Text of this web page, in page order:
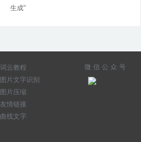
生成"
词云教程
图片文字识别
图片压缩
友情链接
曲线文字
微信公众号